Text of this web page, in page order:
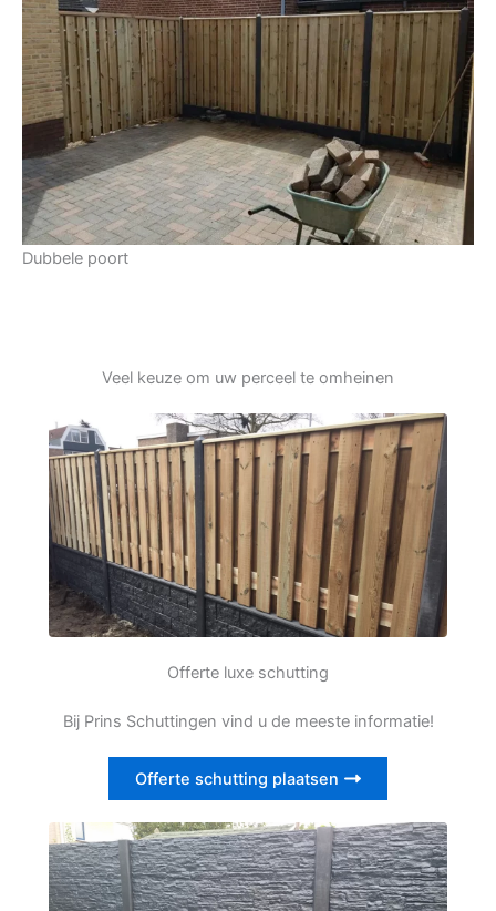
Dubbele poort
Veel keuze om uw perceel te omheinen
Offerte luxe schutting
Bij Prins Schuttingen vind u de meeste informatie!
Offerte schutting plaatsen